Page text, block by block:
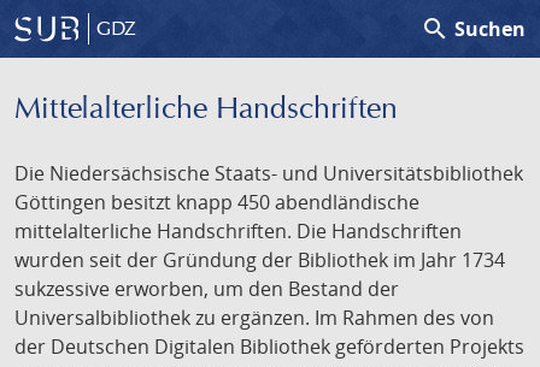
GDZ search Suchen
Mittelalterliche Handschriften
Die Niedersächsische Staats- und Universitätsbibliothek
Göttingen besitzt knapp 450 abendländische
mittelalterliche Handschriften. Die Handschriften
wurden seit der Gründung der Bibliothek im Jahr 1734
sukzessive erworben, um den Bestand der
Universalbibliothek zu ergänzen. Im Rahmen des von
der Deutschen Digitalen Bibliothek geförderten Projekts